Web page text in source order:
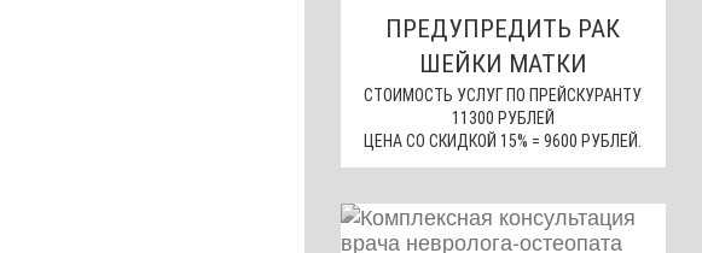
ПРЕДУПРЕДИТЬ РАК
ШЕЙКИ МАТКИ
СТОИМОСТЬ УСЛУГ ПО ПРЕЙСКУРАНТУ
11300 РУБЛЕЙ
ЦЕНА СО СКИДКОЙ 15% = 9600 РУБЛЕЙ.